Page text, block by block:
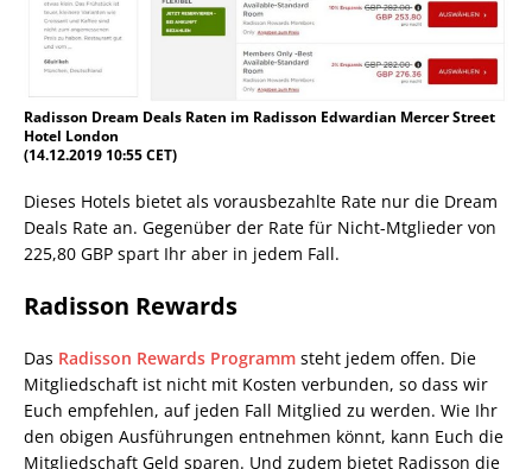
Radisson Dream Deals Raten im Radisson Edwardian Mercer Street
Hotel London
(14.12.2019 10:55 CET)
Dieses Hotels bietet als vorausbezahlte Rate nur die Dream
Deals Rate an. Gegenüber der Rate für Nicht-Mtglieder von
225,80 GBP spart Ihr aber in jedem Fall.
Radisson Rewards
Das Radisson Rewards Programm steht jedem offen. Die
Mitgliedschaft ist nicht mit Kosten verbunden, so dass wir
Euch empfehlen, auf jeden Fall Mitglied zu werden. Wie Ihr
den obigen Ausführungen entnehmen könnt, kann Euch die
Mitgliedschaft Geld sparen. Und zudem bietet Radisson die